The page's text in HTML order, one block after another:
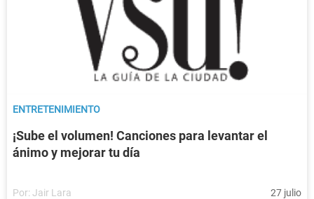
ENTRETENIMIENTO
¡Sube el volumen! Canciones para levantar el
ánimo y mejorar tu día
Por: Jair Lara 27 julio